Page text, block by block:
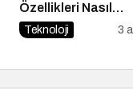
Özellikleri Nasıl
Olmalıdır?
Teknoloji 3